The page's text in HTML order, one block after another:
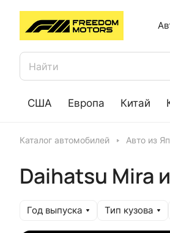
США Европа Китай
Каталог автомобилей Авто из
Daihatsu Mira
Год выпуска Тип кузова